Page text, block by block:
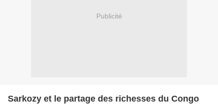
Publicité
Sarkozy et le partage des richesses du Congo